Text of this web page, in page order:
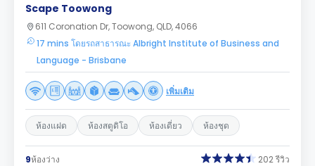
Scape Toowong
611 Coronation Dr, Toowong, QLD, 4066
17 mins โดยรถสาธารณะ Albright Institute of Business and
Language - Brisbane
เพิ่มเติม
ห้องแฝด ห้องสตูดิโอ ห้องเดี่ยว ห้องชุด
9ห้องว่าง 202 รีวิว